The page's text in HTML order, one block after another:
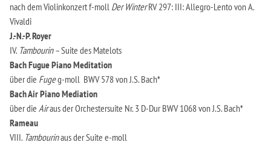
nach dem Violinkonzert f-moll Der WinterRV 297: III: Allegro-Lento von A.
Vivaldi
J.-N.-P. Royer
IV. Tambourin– Suite des Matelots
Bach Fugue Piano Meditation
über die Fugeg-moll BWV 578 von J.S. Bach*
Bach Air Piano Mediation
über die Airaus der Orchestersuite Nr. 3 D-Dur BWV 1068 von J.S. Bach*
Rameau
VIII. Tambourinaus der Suite e-moll